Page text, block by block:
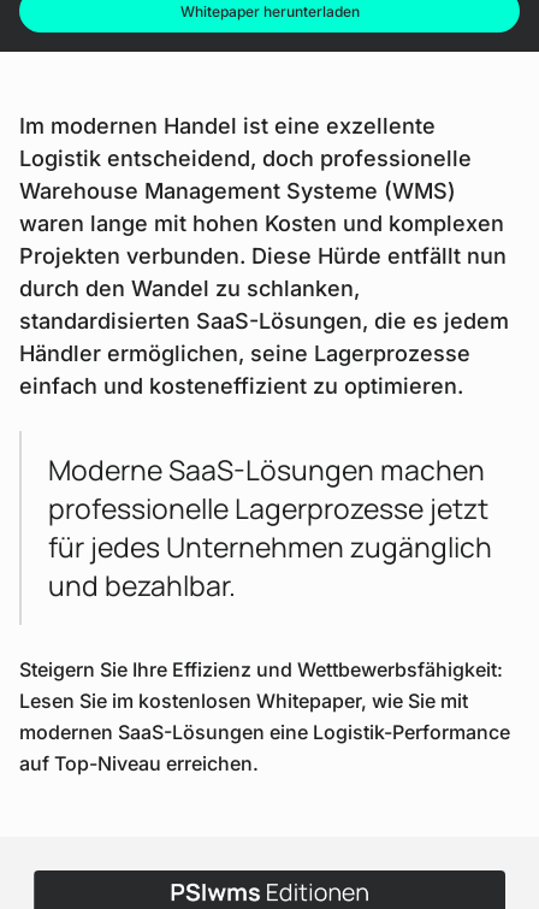
Whitepaper herunterladen
Im modernen Handel ist eine exzellente
Logistik entscheidend, doch professionelle
Warehouse Management Systeme (WMS)
waren lange mit hohen Kosten und komplexen
Projekten verbunden. Diese Hürde entfällt nun
durch den Wandel zu schlanken,
standardisierten SaaS-Lösungen, die es jedem
Händler ermöglichen, seine Lagerprozesse
einfach und kosteneffizient zu optimieren.
Moderne SaaS-Lösungen machen
professionelle Lagerprozesse jetzt
für jedes Unternehmen zugänglich
und bezahlbar.
Steigern Sie Ihre Effizienz und Wettbewerbsfähigkeit:
Lesen Sie im kostenlosen Whitepaper, wie Sie mit
modernen SaaS-Lösungen eine Logistik-Performance
auf Top-Niveau erreichen.